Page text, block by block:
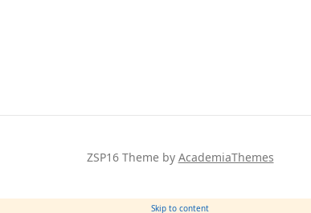
ZSP16 Theme by AcademiaThemes
Skip to content